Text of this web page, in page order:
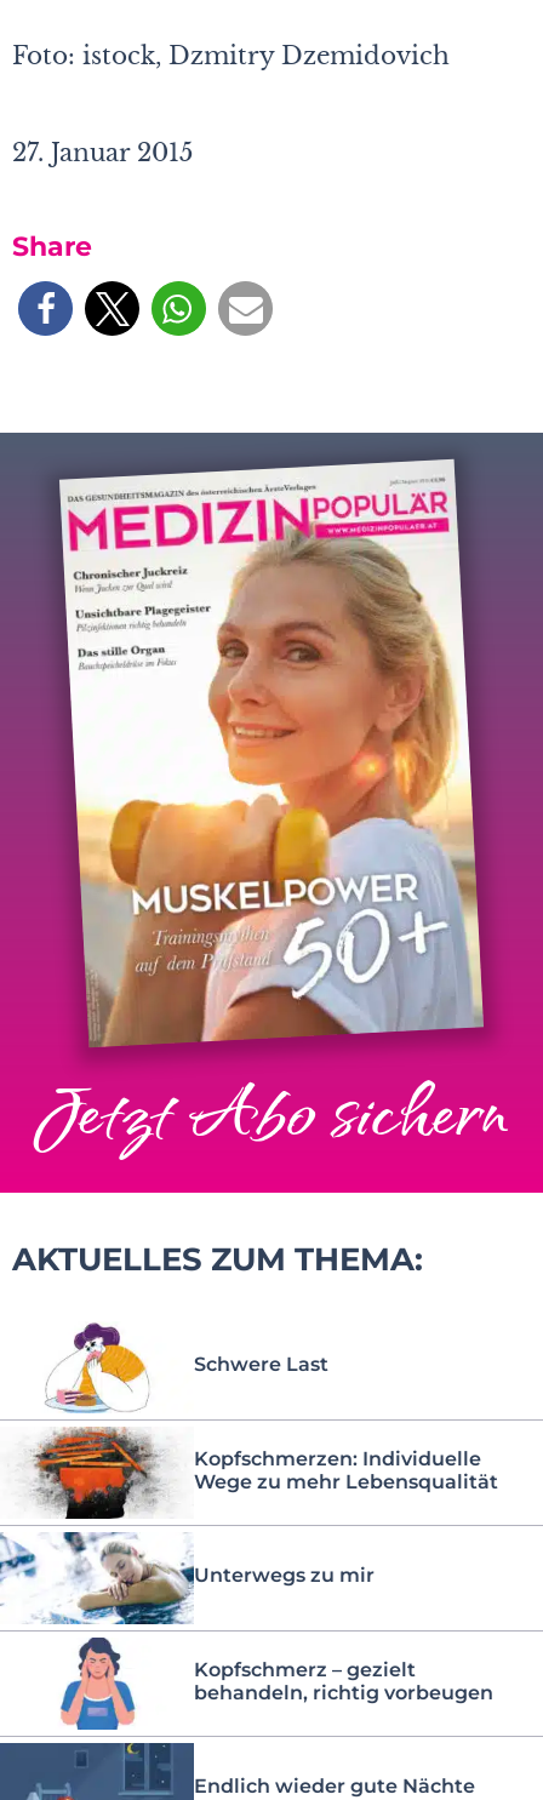
Foto: istock, Dzmitry Dzemidovich
27. Januar 2015
Share
Jetzt Abo sichern
AKTUELLES ZUM THEMA:
Schwere Last
Kopfschmerzen: Individuelle
Wege zu mehr Lebensqualität
Unterwegs zu mir
Kopfschmerz – gezielt
behandeln, richtig vorbeugen
Endlich wieder gute Nächte